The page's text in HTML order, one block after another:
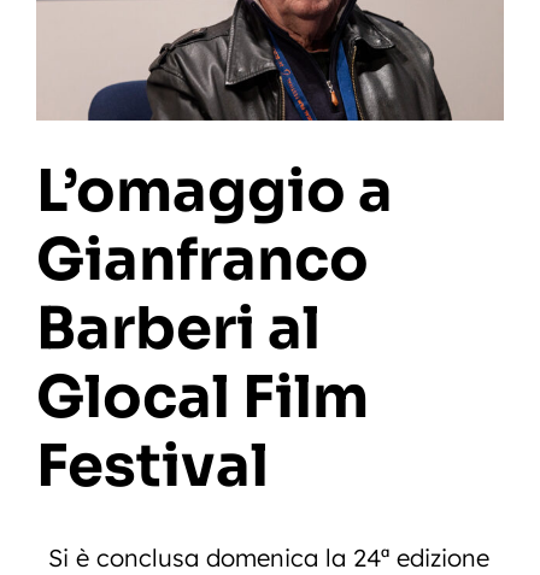
L’omaggio a
Gianfranco
Barberi al
Glocal Film
Festival
Si è conclusa domenica la 24ª edizione